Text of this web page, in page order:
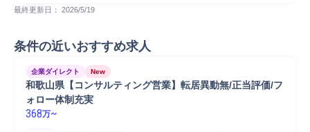
最終更新日： 2026/5/19
条件の近いおすすめ求人
企業ダイレクト New
和歌山県【コンサルティング営業】転居異動無/正当評価/フ
ォロー体制充実
368万~